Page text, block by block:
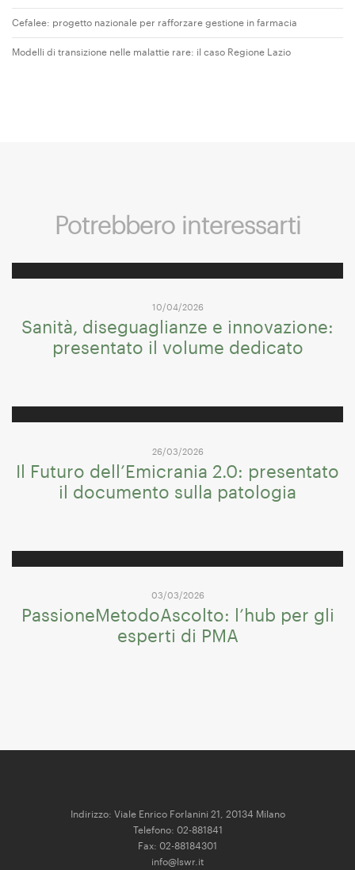
Cefalee: progetto nazionale per rafforzare gestione in farmacia
Modelli di transizione nelle malattie rare: il caso Regione Lazio
Potrebbero interessarti
10/04/2026
Sanità, diseguaglianze e innovazione:
presentato il volume dedicato
26/03/2026
Il Futuro dell’Emicrania 2.0: presentato
il documento sulla patologia
03/03/2026
PassioneMetodoAscolto: l’hub per gli
esperti di PMA
Indirizzo: Viale Enrico Forlanini 21, 20134 Milano
Telefono: 02-881841
Fax: 02-88184301
info@lswr.it